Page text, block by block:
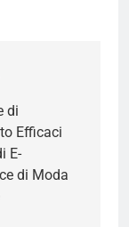
di
Efficaci
E-
di Moda